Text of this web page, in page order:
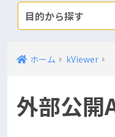
目的から探す
ホーム kViewer
外部公開